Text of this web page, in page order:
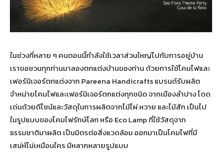
ในช่วงที่หลาย ๆ คนตอนนี้กำลังใช้เวลาส่วนใหญ่ไปกับการอยู่บ้าน
เราขอชวนทุกท่านมาลองตกแต่งบ้านของท่าน ด้วยการใช้โคมไฟและ
เฟอร์นิเจอร์ตกแต่งจาก Pareena Handicrafts แบรนด์รับผลิต
จำหน่ายโคมไฟและเฟอร์นิเจอร์ตกแต่งทุกชนิด จากเมืองลำปาง โดด
เด่นด้วยดีไซน์และวัสดุในการผลิตจากไม้ไผ่ หวาย และไม้สัก เป็นไป
ในรูปแบบของโคมไฟรักษ์โลก หรือ Eco Lamp ที่ใช้วัสดุจาก
ธรรมชาติมาผลิต เป็นมิตรต่อสิ่งแวดล้อม ออกมาเป็นโคมไฟที่มี
เสน่ห์ไม่เหมือนใคร มีหลากหลายรูปแบบ